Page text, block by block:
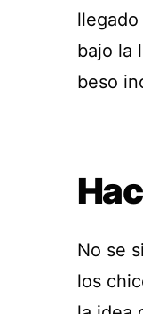
bajo la
beso
No se
los